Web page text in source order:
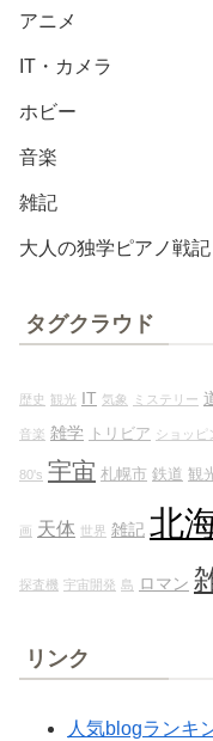
アニメ
IT・カメラ
ホビー
音楽
雑記
大人の独学ピアノ戦記
タグクラウド
歴史 観光 IT 気象 ミステリー
音楽 雑学 トリビア ショッピ
80's 宇宙 札幌市 鉄道 観
画 天体 世界 雑記 北
探査機 宇宙開発 島 ロマン
リンク
人気blogランキ